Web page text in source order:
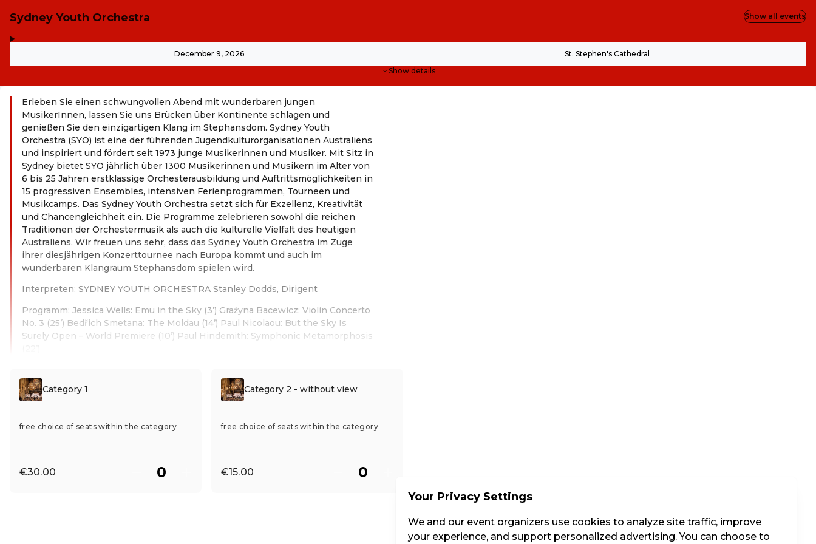
Sydney Youth Orchestra
December 9, 2026 St. Stephen's Cathedral
Show details
Show all events
Erleben Sie einen schwungvollen Abend mit wunderbaren jungen
MusikerInnen, lassen Sie uns Brücken über Kontinente schlagen und
genießen Sie den einzigartigen Klang im Stephansdom. Sydney Youth
Orchestra (SYO) ist eine der führenden Jugendkulturorganisationen Australiens
und inspiriert und fördert seit 1973 junge Musikerinnen und Musiker. Mit Sitz in
Sydney bietet SYO jährlich über 1300 Musikerinnen und Musikern im Alter von
6 bis 25 Jahren erstklassige Orchesterausbildung und Auftrittsmöglichkeiten in
15 progressiven Ensembles, intensiven Ferienprogrammen, Tourneen und
Musikcamps. Das Sydney Youth Orchestra setzt sich für Exzellenz, Kreativität
und Chancengleichheit ein. Die Programme zelebrieren sowohl die reichen
Traditionen der Orchestermusik als auch die kulturelle Vielfalt des heutigen
Australiens. Wir freuen uns sehr, dass das Sydney Youth Orchestra im Zuge
ihrer diesjährigen Konzerttournee nach Europa kommt und auch im
wunderbaren Klangraum Stephansdom spielen wird.
Interpreten: SYDNEY YOUTH ORCHESTRA Stanley Dodds, Dirigent
Programm: Jessica Wells: Emu in the Sky (3’) Grażyna Bacewicz: Violin Concerto
No. 3 (25’) Bedřich Smetana: The Moldau (14’) Paul Nicolaou: But the Sky Is
Surely Open – World Premiere (10’) Paul Hindemith: Symphonic Metamorphosis
Category 1
free choice of seats within the category
€30.00
Category 2 - without view
free choice of seats within the category
€15.00
Your Privacy Settings
We and our event organizers use cookies to analyze site traffic, improve
your experience, and support personalized advertising. You can choose to